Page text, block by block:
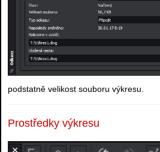
podstatně velikost souboru výkresu.
Prostředky výkresu